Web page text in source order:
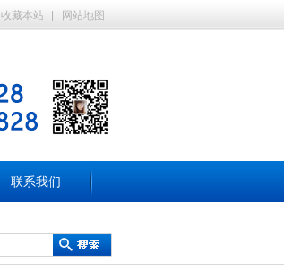
收藏本站 网站地图
联系我们